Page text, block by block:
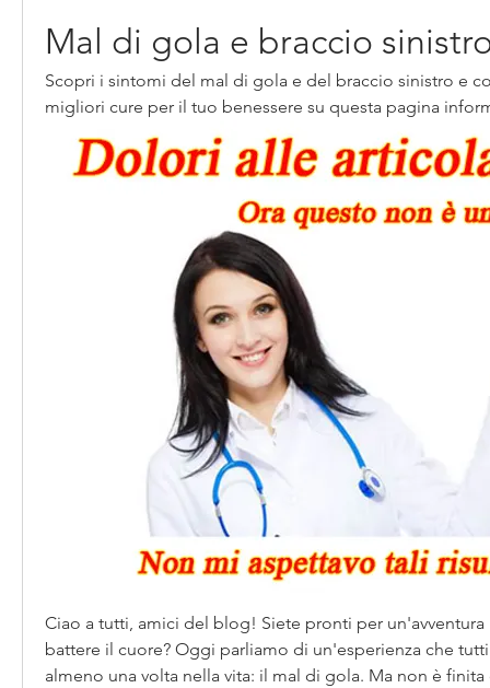
Mal di gola e braccio
Scopri i sintomi del mal di gola e del braccio sinistro e
migliori cure per il tuo benessere su questa pagina
Ciao a tutti, amici del blog! Siete pronti per un'avventura
battere il cuore? Oggi parliamo di un'esperienza che
almeno una volta nella vita: il mal di gola. Ma non è